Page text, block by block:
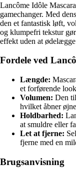
Lancôme Idôle
gamechanger. Med
den et fantastisk løft,
og klumpefri tekstur
effekt uden at
Fordele ved
Længde:
et forførende
Volumen: Den
hvilket åbner
Holdbarhed:
at smuldre eller
Let at fjerne:
fjerne med en
Brugsanvisning